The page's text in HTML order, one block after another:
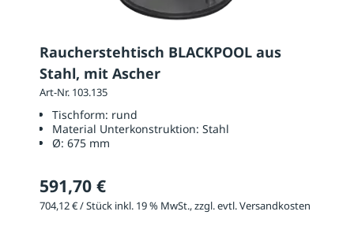
Raucherstehtisch BLACKPOOL aus
Stahl, mit Ascher
Art-Nr. 103.135
Tischform: rund
Material Unterkonstruktion: Stahl
Ø: 675 mm
591,70 €
704,12 € / Stück inkl. 19 % MwSt., zzgl. evtl. Versandkosten